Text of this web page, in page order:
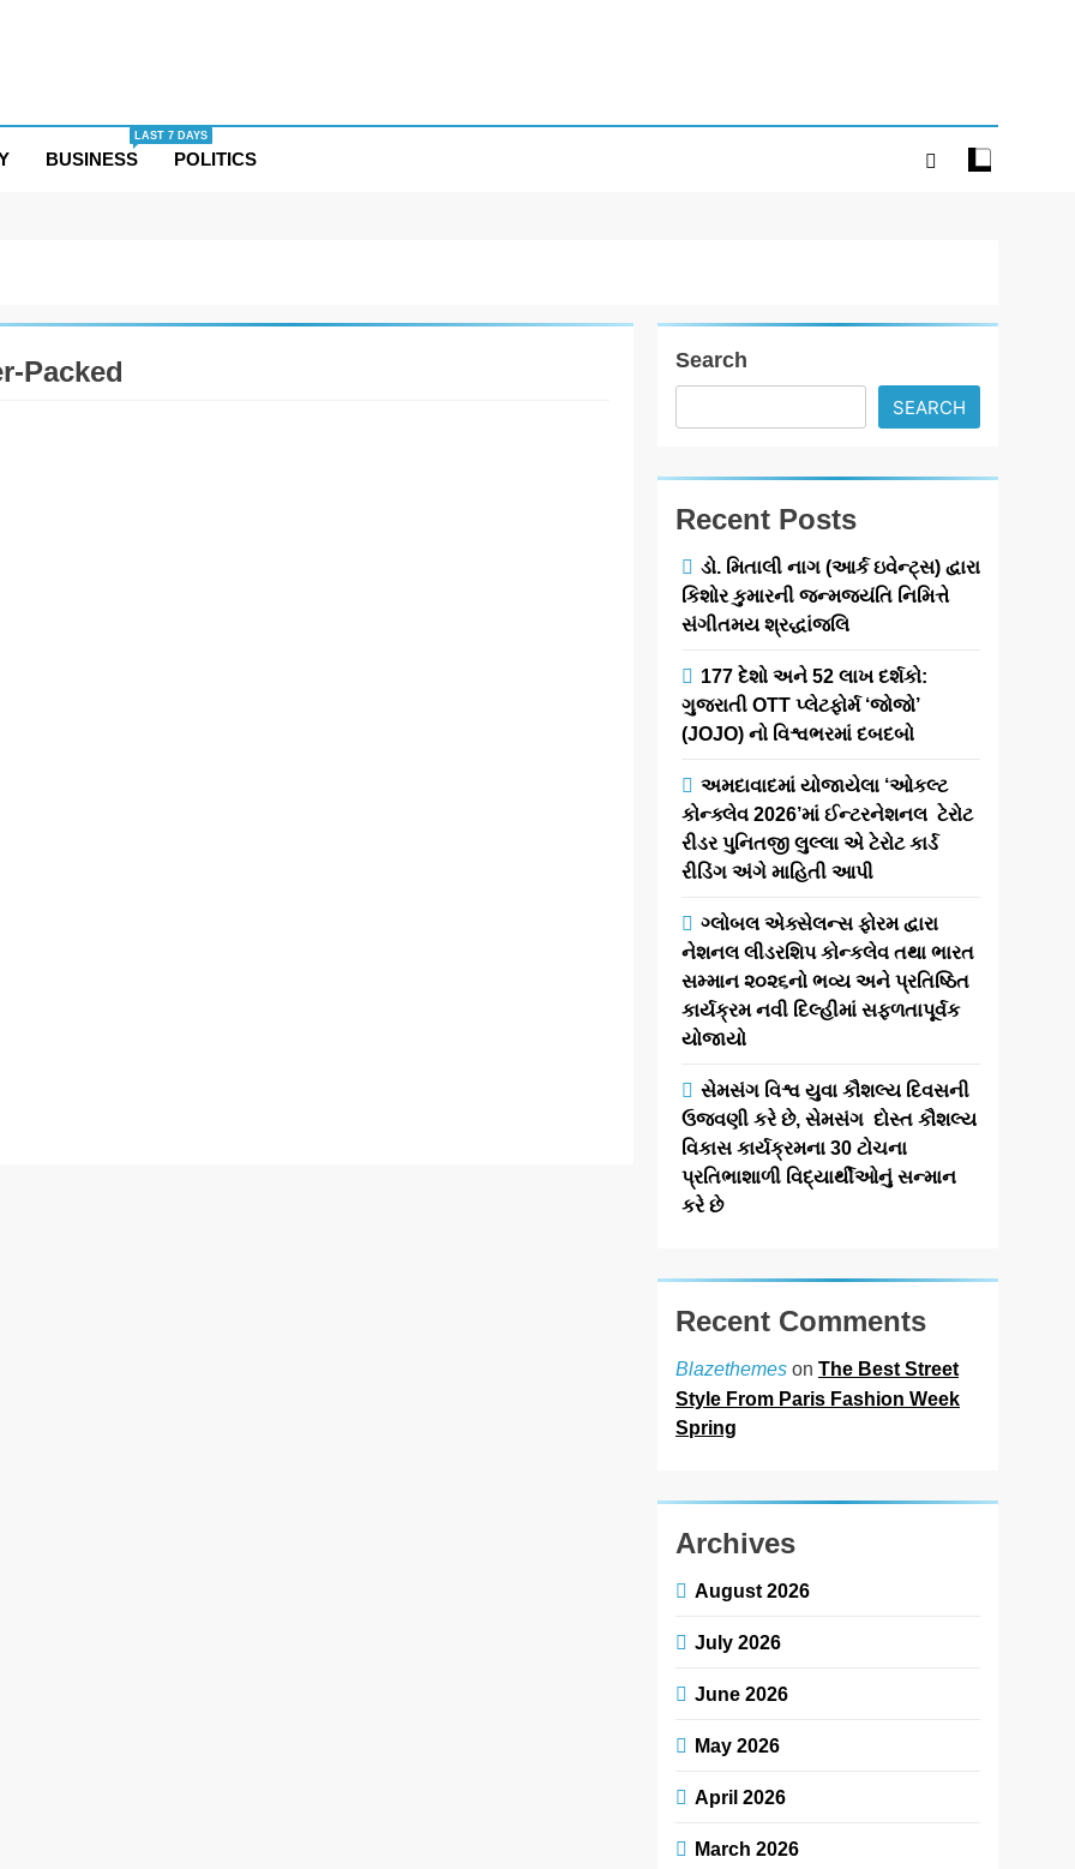
BUSINESS
LAST 7 DAYS
POLITICS
Packed
રોમાંચથી
ભરપૂર ફિલ્મ
ધમાકેદાર ટ્રેલર
આઉટ!
newsaaspaas1
2
months
0 1 mins
ગુજરાતી સિનેમા
જગતમાં એક
અનોખી અને
ચોંકાવનારી
ફિલ્મ આવી રહી છે,
જેનું નામ છે
‘કડકનાથ’.
તાજેતરમાં જ આ
ફિલ્મનું…
Read More
Search
SEARCH
Recent Posts
ડો. મિતાલી નાગ (આર્ક ઇવેન્ટ્સ) દ્વારા
કિશોર કુમારની જન્મજયંતિ નિમિત્તે
સંગીતમય શ્રદ્ધાંજલિ
177 દેશો અને 52 લાખ દર્શકો:
ગુજરાતી OTT પ્લેટફોર્મ ‘જોજો’
(JOJO) નો વિશ્વભરમાં દબદબો
અમદાવાદમાં યોજાયેલા ‘ઓકલ્ટ
કોન્ક્લેવ 2026’માં ઈન્ટરનેશનલ ટેરોટ
રીડર પુનિતજી લુલ્લા એ ટેરોટ કાર્ડ
રીડિંગ અંગે માહિતી આપી
ગ્લોબલ એક્સેલન્સ ફોરમ દ્વારા
નેશનલ લીડરશિપ કોન્કલેવ તથા ભારત
સમ્માન ૨૦૨૬નો ભવ્ય અને પ્રતિષ્ઠિત
કાર્યક્રમ નવી દિલ્હીમાં સફળતાપૂર્વક
યોજાયો
સેમસંગ વિશ્વ યુવા કૌશલ્ય દિવસની
ઉજવણી કરે છે, સેમસંગ દોસ્ત કૌશલ્ય
વિકાસ કાર્યક્રમના 30 ટોચના
પ્રતિભાશાળી વિદ્યાર્થીઓનું સન્માન
કરે છે
Recent Comments
Blazethemes on The Best Street
Style From Paris Fashion Week
Spring
Archives
August 2026
July 2026
June 2026
May 2026
April 2026
March 2026